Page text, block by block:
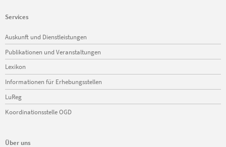
Services
Navigation
überspringen
Auskunft und Dienstleistungen
Publikationen und Veranstaltungen
Lexikon
Informationen für Erhebungsstellen
LuReg
Koordinationsstelle OGD
Über uns